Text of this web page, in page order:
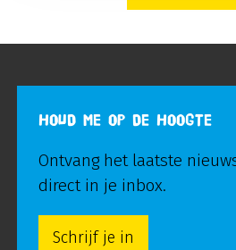
HOUD ME OP DE HOOGTE
Ontvang het laatste
direct in je inbox.
Schrijf je in